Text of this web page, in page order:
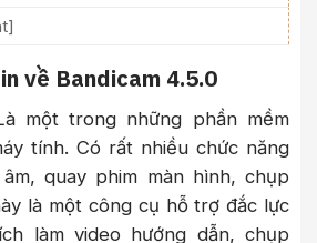
về Bandicam 4.5.0
một trong những phần mềm
tính. Có rất nhiều chức năng
quay phim màn hình, chụp
là một công cụ hỗ trợ đắc lực
làm video hướng dẫn, chụp